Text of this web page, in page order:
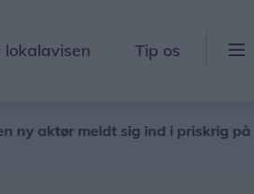
Tip os
meldt sig ind i priskrig på